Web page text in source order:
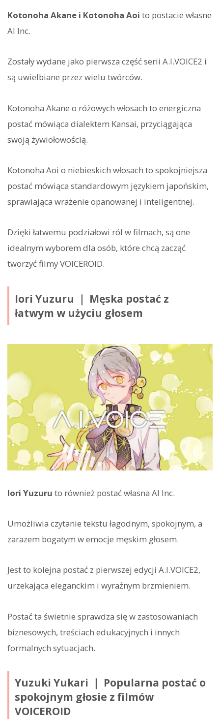
Kotonoha Akane i Kotonoha Aoi to postacie własne
AI Inc.
Zostały wydane jako pierwsza część serii A.I.VOICE2 i
są uwielbiane przez wielu twórców.
Kotonoha Akane o różowych włosach to energiczna
postać mówiąca dialektem Kansai, przyciągająca
swoją żywiołowością.
Kotonoha Aoi o niebieskich włosach to spokojniejsza
postać mówiąca standardowym językiem japońskim,
sprawiająca wrażenie opanowanej i inteligentnej.
Dzięki łatwemu podziałowi ról w filmach, są one
idealnym wyborem dla osób, które chcą zacząć
tworzyć filmy VOICEROID.
Iori Yuzuru ｜ Męska postać z
łatwym w użyciu głosem
Iori Yuzuru to również postać własna AI Inc.
Umożliwia czytanie tekstu łagodnym, spokojnym, a
zarazem bogatym w emocje męskim głosem.
Jest to kolejna postać z pierwszej edycji A.I.VOICE2,
urzekająca eleganckim i wyraźnym brzmieniem.
Postać ta świetnie sprawdza się w zastosowaniach
biznesowych, treściach edukacyjnych i innych
formalnych sytuacjach.
Yuzuki Yukari ｜ Popularna postać o
spokojnym głosie z filmów
VOICEROID